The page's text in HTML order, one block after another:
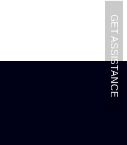
GET ASSISTANCE